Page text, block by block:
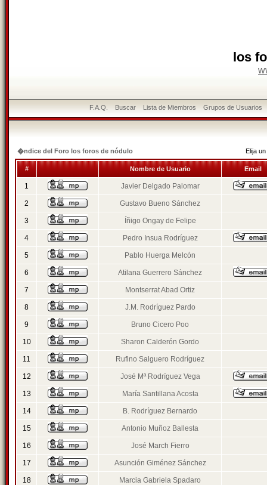
los
F.A.Q. Buscar Lista de Miembros Grupos de Usuarios
�ndice del Foro los foros de nódulo Elija
# Nombre de Usuario Email
1 Javier Delgado Palomar
2 Gustavo Bueno Sánchez
3 Íñigo Ongay de Felipe
4 Pedro Insua Rodríguez
5 Pablo Huerga Melcón
6 Atilana Guerrero Sánchez
7 Montserrat Abad Ortiz
8 J.M. Rodríguez Pardo
9 Bruno Cicero Poo
10 Sharon Calderón Gordo
11 Rufino Salguero Rodríguez
12 José Mª Rodríguez Vega
13 María Santillana Acosta
14 B. Rodríguez Bernardo
15 Antonio Muñoz Ballesta
16 José March Fierro
17 Asunción Giménez Sánchez
18 Marcia Gabriela Spadaro